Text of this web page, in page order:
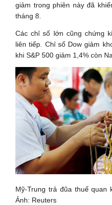
giảm trong phiên này đã
tháng 8.
Các chỉ số lớn cũng chứng
liên tiếp. Chỉ số Dow giảm
khi S&P 500 giảm 1,4% còn
Mỹ-Trung trả đũa thuế quan
Ảnh: Reuters